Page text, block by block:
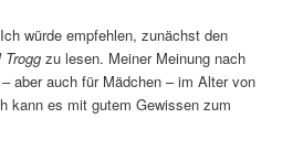
würde empfehlen, zunächst den
Trogg zu lesen. Meiner Meinung nach
aber auch für Mädchen – im Alter von
kann es mit gutem Gewissen zum